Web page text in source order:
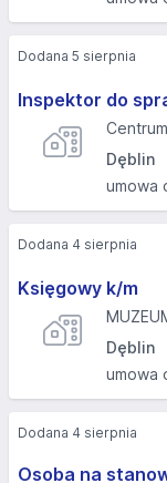
Inspektor do
Dęblin
umowa
Dodana 5 sierpnia
Księgowy k/m
Dęblin
umowa
Dodana 4 sierpnia
Osoba na
Dodana 4 sierpnia